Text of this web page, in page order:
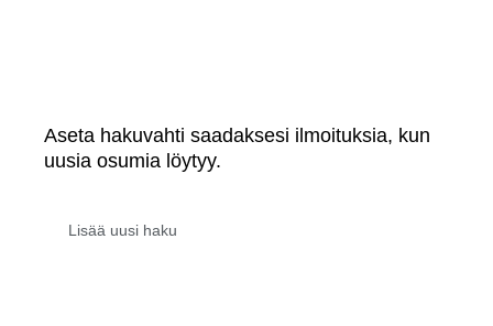
Aseta hakuvahti saadaksesi ilmoituksia, kun
uusia osumia löytyy.